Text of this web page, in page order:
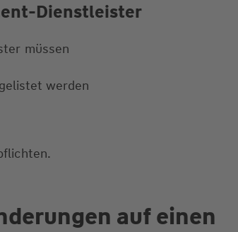
Dienstleister
müssen
werden
auf einen